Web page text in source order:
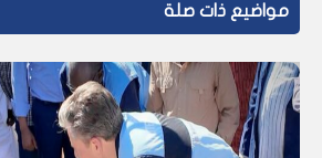
مواضيع ذات صلة